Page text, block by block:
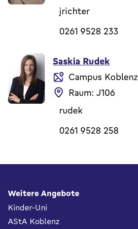
jrichter
0261 9528 233
Saskia Rudek
Campus Koblenz
Raum: J106
rudek
0261 9528 258
Fußbereich
Weitere Angebote
Kinder-Uni
AStA Koblenz